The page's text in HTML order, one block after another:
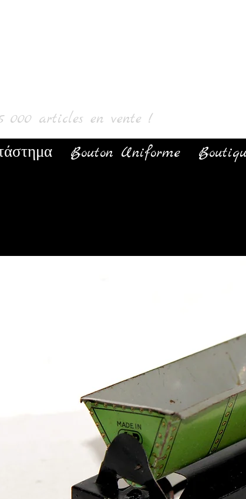
000 articles en vente !
Bouton Uniforme